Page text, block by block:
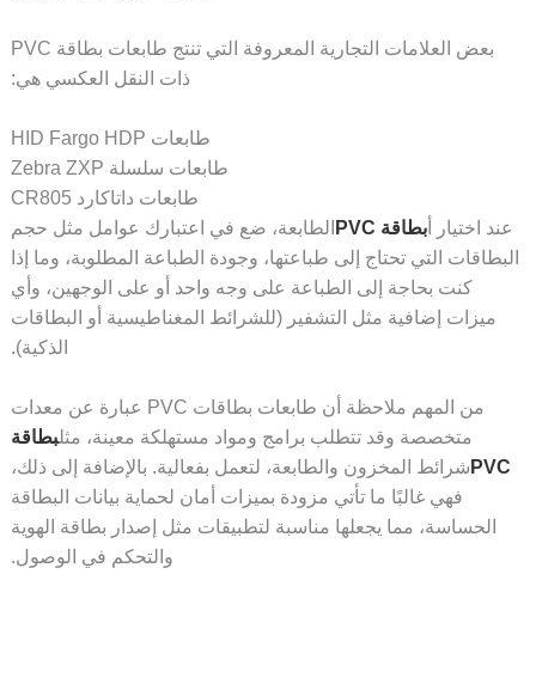
بعض العلامات التجارية المعروفة التي تنتج طابعات بطاقة PVC
ذات النقل العكسي هي:
طابعات HID Fargo HDP
طابعات سلسلة Zebra ZXP
طابعات داتاكارد CR805
اختيار أبطاقة PVC
الطابعة، ضع في اعتبارك عوامل مثل حجم
التي تحتاج إلى طباعتها، وجودة الطباعة المطلوبة، وما إذا
كنت بحاجة إلى الطباعة على وجه واحد أو على الوجهين، وأي
ميزات إضافية مثل التشفير (للشرائط المغناطيسية أو البطاقات
الذكية).
من المهم ملاحظة أن طابعات بطاقات PVC عبارة عن معدات
متخصصة وقد تتطلب برامج ومواد مستهلكة معينة، مثل بطاقة
شرائط المخزون والطابعة، لتعمل بفعالية. بالإضافة إلى ذلك،
فهي غالبًا ما تأتي مزودة بميزات أمان لحماية بيانات البطاقة
الحساسة، مما يجعلها مناسبة لتطبيقات مثل إصدار بطاقة الهوية
والتحكم في الوصول.